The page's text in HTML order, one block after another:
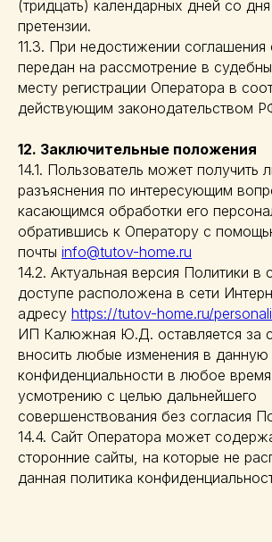
(тридцать) календарных дней со
претензии.
11.3. При недостижении соглашения
передан на рассмотрение в
месту регистрации Оператора в
действующим законодательством
12. Заключительные положения
14.1. Пользователь может получить
разъяснения по интересующим
касающимся обработки его
обратившись к Оператору с
почты info@tutov-home.ru
14.2. Актуальная версия Политики в
доступе расположена в сети
адресу https://tutov-home.ru/
ИП Калюжная Ю.Д. оставляется за
вносить любые изменения в данную
конфиденциальности в любое
усмотрению с целью дальнейшего
совершенствования без согласия
14.4. Сайт Оператора может
сторонние сайты, на которые не
данная политика